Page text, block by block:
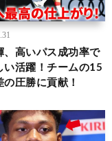
、高いパス成功率で
い活躍！チームの15
の圧勝に貢献！